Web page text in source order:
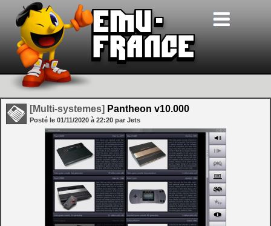
[Multi-systemes] Pantheon v10.000
Posté le 01/11/2020 à 22:20 par Jets